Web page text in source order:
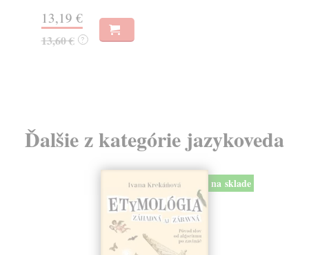
13,19 €
13,60 € ?
Ďalšie z kategórie jazykoveda
na sklade